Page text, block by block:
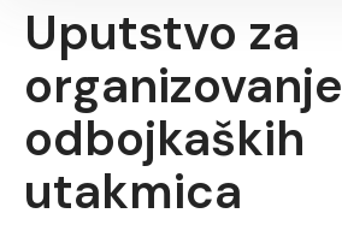
Uputstvo za
organizovanje
odbojkaških
utakmica